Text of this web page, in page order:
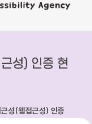
성) 인증 현
성(웹접근성) 인증